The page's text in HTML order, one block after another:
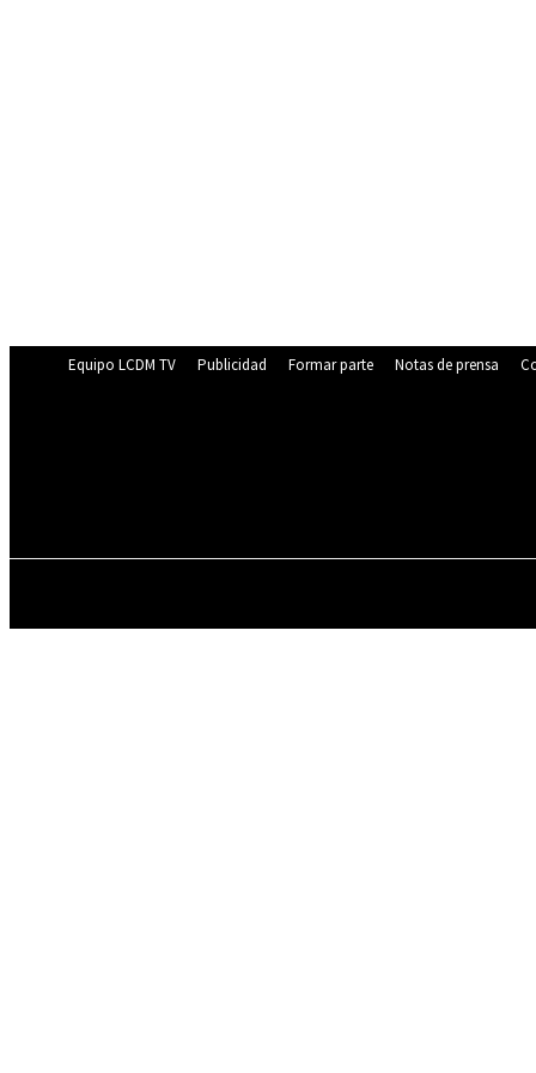
Equipo LCDM TV Publicidad Formar parte Notas de prensa